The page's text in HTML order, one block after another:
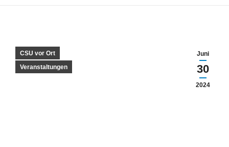
Juni
30
2024
CSU vor Ort
Veranstaltungen